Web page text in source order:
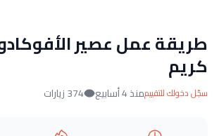
طريقة عمل عصير
كريم
سجّل دخولك للتقييممنذ 4 أسابيع 374 زيارات